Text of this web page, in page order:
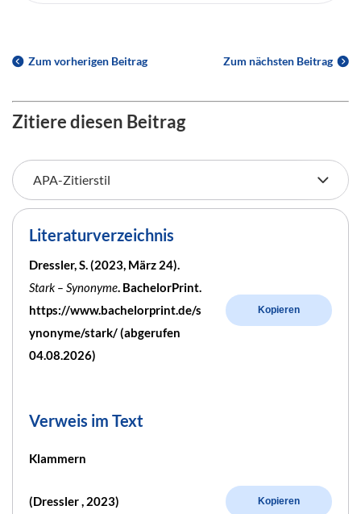
Zum vorherigen Beitrag Zum nächsten Beitrag
Zitiere diesen Beitrag
Literaturverzeichnis
Dressler, S. (2023, März 24).
Stark – Synonyme. BachelorPrint.
https://www.bachelorprint.de/s
ynonyme/stark/ (abgerufen
04.08.2026)
Kopieren
Verweis im Text
Klammern
(Dressler , 2023) Kopieren